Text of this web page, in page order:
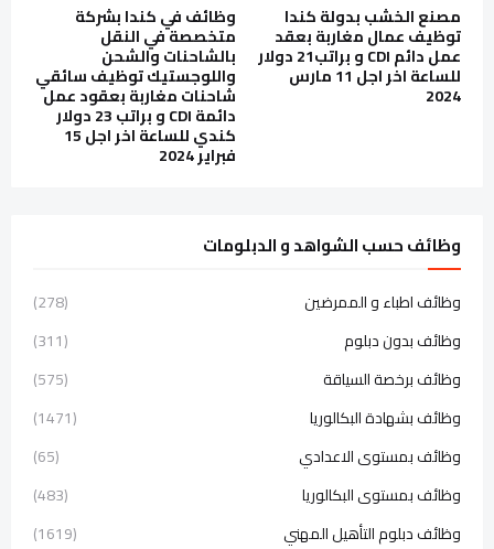
مصنع الخشب بدولة كندا
توظيف عمال مغاربة بعقد
عمل دائم CDI و براتب21 دولار
للساعة اخر اجل 11 مارس
2024
وظائف في كندا بشركة
متخصصة في النقل
بالشاحنات والشحن
واللوجستيك توظيف سائقي
شاحنات مغاربة بعقود عمل
دائمة CDI و براتب 23 دولار
كندي للساعة اخر اجل 15
فبراير 2024
وظائف حسب الشواهد و الدبلومات
وظائف اطباء و الممرضين
(278)
وظائف بدون دبلوم
(311)
وظائف برخصة السياقة
(575)
وظائف بشهادة البكالوريا
(1471)
وظائف بمستوى الاعدادي
(65)
وظائف بمستوى البكالوريا
(483)
وظائف دبلوم التأهيل المهني
(1619)